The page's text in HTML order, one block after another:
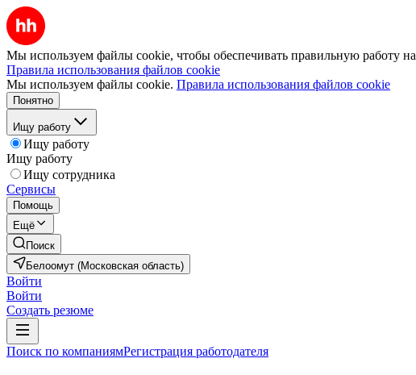
Мы используем файлы cookie, чтобы обеспечивать правильную работу
Правила использования файлов cookie
Мы используем файлы cookie. Правила использования файлов cookie
Понятно
Ищу работу
Ищу работу
Ищу работу
Ищу сотрудника
Сервисы
Помощь
Ещё
Поиск
Белоомут (Московская область)
Войти
Войти
Создать резюме
Поиск по компаниямРегистрация работодателя